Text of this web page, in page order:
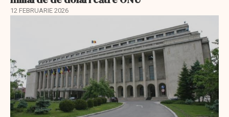
12 FEBRUARIE 2026